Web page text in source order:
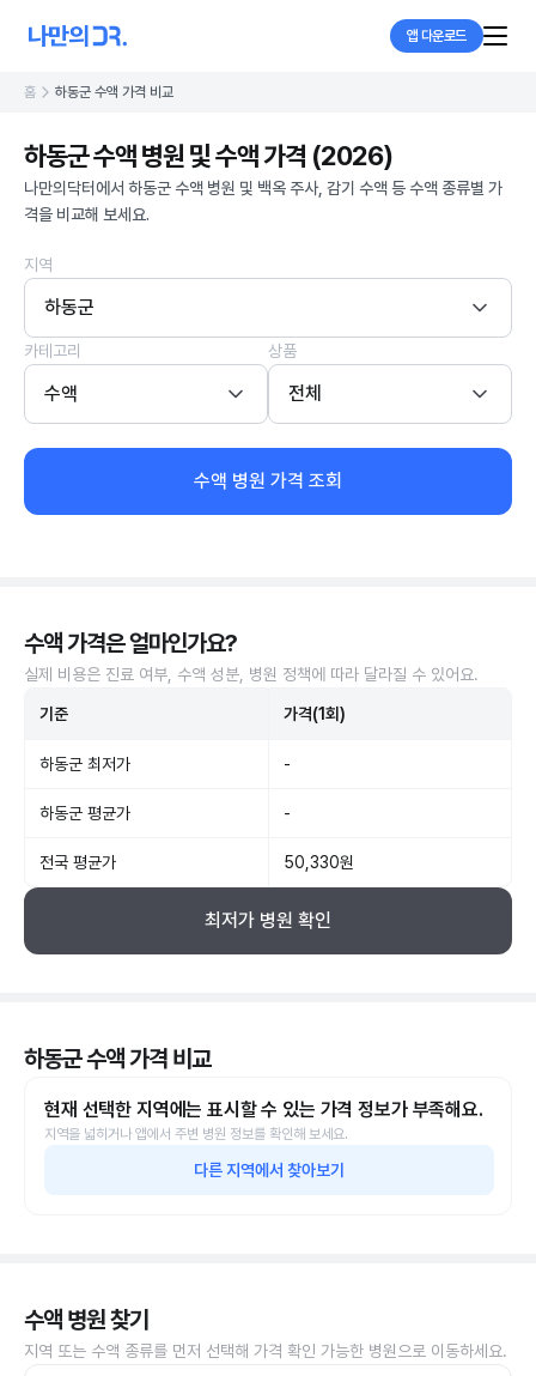
앱 다운로드
홈 하동군 수액 가격 비교
하동군 수액 병원 및 수액 가격 (2026)
나만의닥터에서 하동군 수액 병원 및 백옥 주사, 감기 수액 등 수액 종류별 가
격을 비교해 보세요.
지역
하동군
카테고리
수액
상품
전체
수액 병원 가격 조회
수액 가격은 얼마인가요?
실제 비용은 진료 여부, 수액 성분, 병원 정책에 따라 달라질 수 있어요.
기준 가격(1회)
하동군 최저가 -
하동군 평균가 -
전국 평균가 50,330원
최저가 병원 확인
하동군 수액 가격 비교
현재 선택한 지역에는 표시할 수 있는 가격 정보가 부족해요.
지역을 넓히거나 앱에서 주변 병원 정보를 확인해 보세요.
다른 지역에서 찾아보기
수액 병원 찾기
지역 또는 수액 종류를 먼저 선택해 가격 확인 가능한 병원으로 이동하세요.